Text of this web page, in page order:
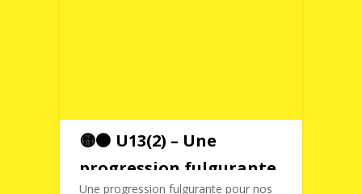
🟡⚫️ U13(2) – Une
progression fulgurante
Une progression fulgurante pour nos